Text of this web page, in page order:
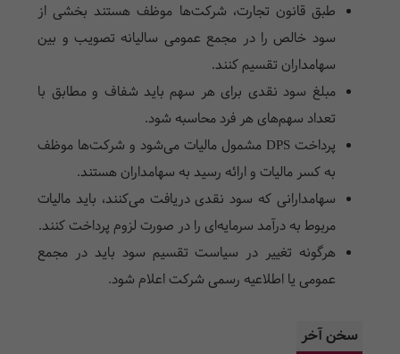
طبق قانون تجارت، شرکت‌ها موظف هستند بخشی از
سود خالص را در مجمع عمومی سالیانه تصویب و بین
سهامداران تقسیم کنند.
مبلغ سود نقدی برای هر سهم باید شفاف و مطابق با
تعداد سهم‌های هر فرد محاسبه شود.
پرداختDPS مشمول مالیات می‌شود و شرکت‌ها موظف
به کسر مالیات و ارائه رسید به سهامداران هستند.
سهامدارانی که سود نقدی دریافت می‌کنند، باید مالیات
مربوط به درآمد سرمایه‌ای را در صورت لزوم پرداخت کنند.
هرگونه تغییر در سیاست تقسیم سود باید در مجمع
عمومی یا اطلاعیه رسمی شرکت اعلام شود.
سخن آخر